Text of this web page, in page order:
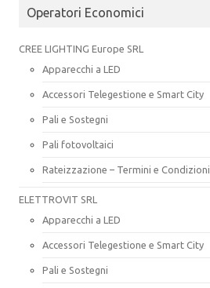
Operatori Economici
CREE LIGHTING Europe SRL
Apparecchi a LED
Accessori Telegestione e Smart City
Pali e Sostegni
Pali fotovoltaici
Rateizzazione – Termini e Condizioni
ELETTROVIT SRL
Apparecchi a LED
Accessori Telegestione e Smart City
Pali e Sostegni